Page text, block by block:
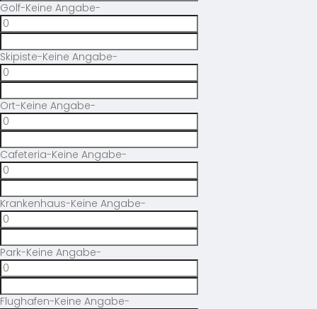
Golf-Keine Angabe-
Skipiste-Keine Angabe-
Ort-Keine Angabe-
Cafeteria-Keine Angabe-
Krankenhaus-Keine Angabe-
Park-Keine Angabe-
Flughafen-Keine Angabe-